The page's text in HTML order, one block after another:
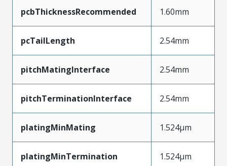
pcbThicknessRecommended 1.60mm
pcTailLength 2.54mm
pitchMatingInterface 2.54mm
pitchTerminationInterface 2.54mm
platingMinMating 1.524µm
platingMinTermination 1.524µm